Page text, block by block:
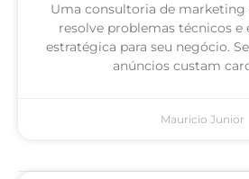
Uma consultoria de
resolve problemas técnicos e
estratégica para seu negócio.
anúncios custam
Mauricio Junior